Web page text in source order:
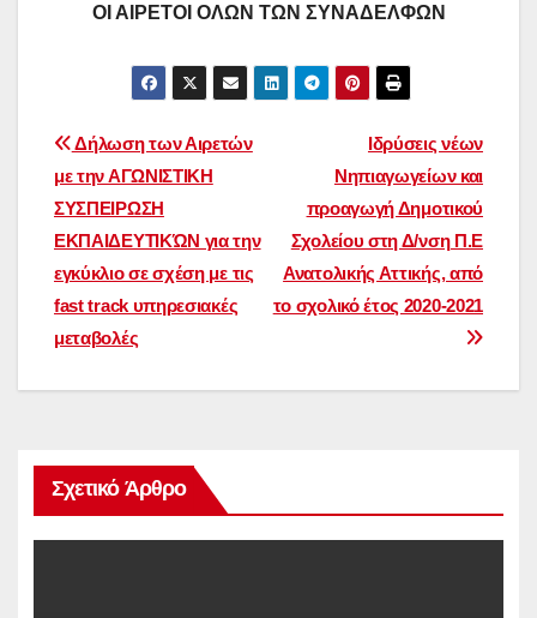
ΟΙ ΑΙΡΕΤΟΙ ΟΛΩΝ ΤΩΝ ΣΥΝΑΔΕΛΦΩΝ
Πλοήγηση
άρθρων
Ιδρύσεις νέων
Νηπιαγωγείων και
προαγωγή Δημοτικού
Σχολείου στη Δ/νση Π.Ε
Ανατολικής Αττικής, από
το σχολικό έτος 2020-2021
Δήλωση των Αιρετών
με την ΑΓΩΝΙΣΤΙΚΗ
ΣΥΣΠΕΙΡΩΣΗ
ΕΚΠΑΙΔΕΥΤΙΚΏΝ για την
εγκύκλιο σε σχέση με τις
fast track υπηρεσιακές
μεταβολές
Σχετικό Άρθρο